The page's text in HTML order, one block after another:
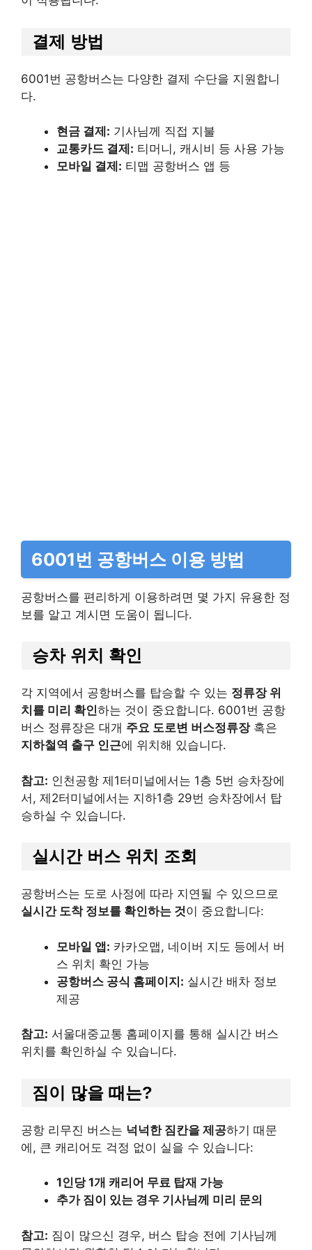
결제 방법
6001번 공항버스는 다양한 결제 수단을 지원합니
다.
현금 결제: 기사님께 직접 지불​
교통카드 결제: 티머니, 캐시비 등 사용 가능​
모바일 결제: 티맵 공항버스 앱 등​
6001번 공항버스 이용 방법
공항버스를 편리하게 이용하려면 몇 가지 유용한 정
보를 알고 계시면 도움이 됩니다.
승차 위치 확인
각 지역에서 공항버스를 탑승할 수 있는 정류장 위
치를 미리 확인하는 것이 중요합니다. 6001번 공항
버스 정류장은 대개 주요 도로변 버스정류장혹은
지하철역 출구 인근에 위치해 있습니다. ​
참고: 인천공항 제1터미널에서는 1층 5번 승차장에
서, 제2터미널에서는 지하1층 29번 승차장에서 탑
승하실 수 있습니다.
실시간 버스 위치 조회
공항버스는 도로 사정에 따라 지연될 수 있으므로
실시간 도착 정보를 확인하는 것이 중요합니다:
모바일 앱: 카카오맵, 네이버 지도 등에서 버
스 위치 확인 가능​
공항버스 공식 홈페이지: 실시간 배차 정보
제공​
참고: 서울대중교통 홈페이지를 통해 실시간 버스
위치를 확인하실 수 있습니다.
짐이 많을 때는?
공항 리무진 버스는 넉넉한 짐칸을 제공하기 때문
에, 큰 캐리어도 걱정 없이 실을 수 있습니다:
1인당 1개 캐리어 무료 탑재 가능
추가 짐이 있는 경우 기사님께 미리 문의
참고: 짐이 많으신 경우, 버스 탑승 전에 기사님께